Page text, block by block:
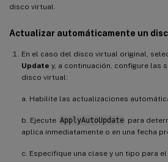
disco virtual.
Actualizar automáticamente un
En el caso del disco virtual original,
Update y, a continuación, configure las
disco virtual:
a. Habilite las actualizaciones
b. Ejecute ApplyAutoUpdate para
aplica inmediatamente o en una fecha
c. Especifique una clase y un tipo para